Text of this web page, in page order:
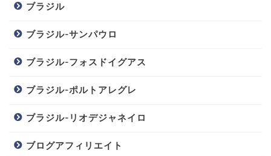
ブラジル
ブラジル-サンパウロ
ブラジル-フォスドイグアス
ブラジル-ポルトアレグレ
ブラジル-リオデジャネイロ
ブログアフィリエイト